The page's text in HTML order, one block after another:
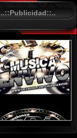
..::Publicidad::..